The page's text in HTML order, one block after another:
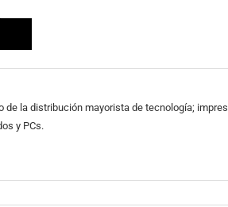
de la distribución mayorista de tecnología;
y PCs.